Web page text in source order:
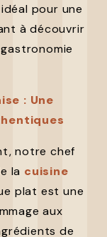
pour une
à découvrir
: Une
notre chef
la cuisine
plat est une
aux
de